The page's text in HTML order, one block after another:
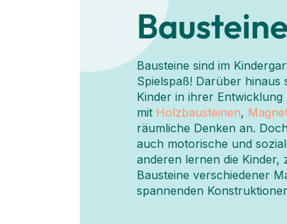
Bausteine
Bausteine sind im
Spielspaß! Darüber hinaus
Kinder in ihrer
mit Holzbausteinen,
räumliche Denken an.
auch motorische und
anderen lernen die Kinder,
Bausteine verschiedener
spannenden